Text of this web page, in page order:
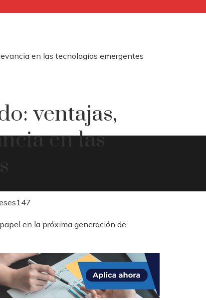
en las tecnologías emergentes
ventajas,
en las
147